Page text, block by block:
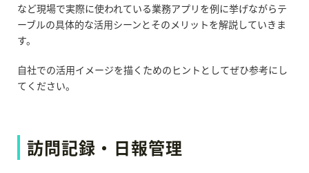
など現場で実際に使われている業務アプリを例に挙げながらテ
ーブルの具体的な活用シーンとそのメリットを解説していきま
す。
自社での活用イメージを描くためのヒントとしてぜひ参考にし
てください。
訪問記録・日報管理